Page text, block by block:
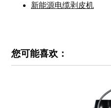
新能源电缆剥皮机
您可能喜欢：